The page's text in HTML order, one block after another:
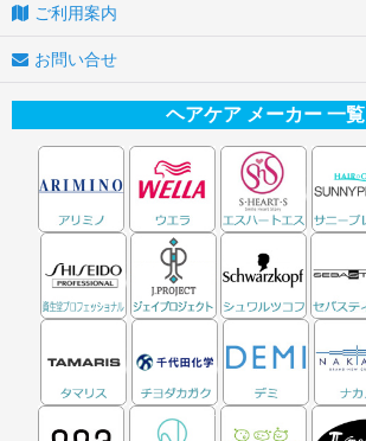
ご利用案内
お問い合せ
ヘアケア メーカー 一覧